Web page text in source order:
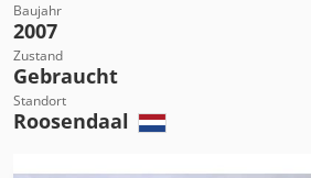
Baujahr
2007
Zustand
Gebraucht
Standort
Roosendaal